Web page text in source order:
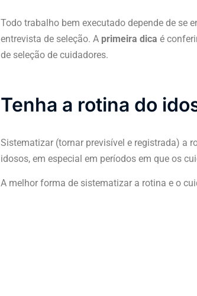
Todo trabalho bem executado depende de se
entrevista de seleção. A primeira dica é
de seleção de cuidadores.
Tenha a rotina do
Sistematizar (tornar previsível e registrada) a
idosos, em especial em períodos em que os
A melhor forma de sistematizar a rotina e o